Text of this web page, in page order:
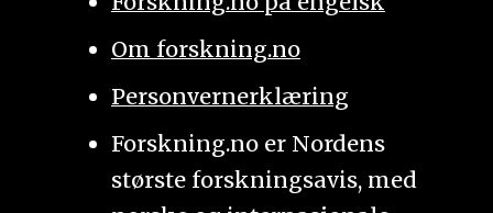
Om forskning.no
Personvernerklæring
Forskning.no er Nordens
største forskningsavis, med